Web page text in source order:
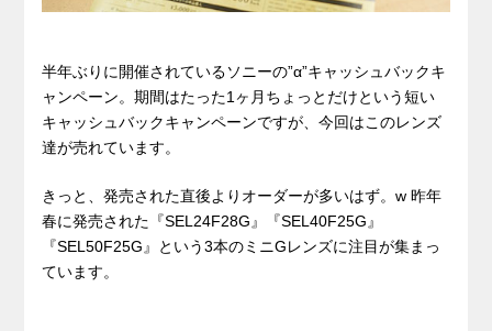
半年ぶりに開催されているソニーの”α”キャッシュバックキ
ャンペーン。期間はたった1ヶ月ちょっとだけという短い
キャッシュバックキャンペーンですが、今回はこのレンズ
達が売れています。
きっと、発売された直後よりオーダーが多いはず。w 昨年
春に発売された『SEL24F28G』『SEL40F25G』
『SEL50F25G』という3本のミニGレンズに注目が集まっ
ています。